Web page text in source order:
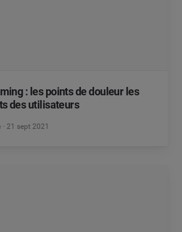
: les points de douleur les
des utilisateurs
21 sept 2021